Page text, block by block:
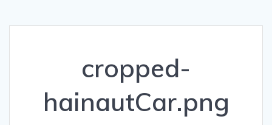
cropped-
hainautCar.png